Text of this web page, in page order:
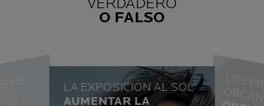
VERDADERO
O FALSO
LA EXPOSICIÓN AL SOL
AUMENTAR LA